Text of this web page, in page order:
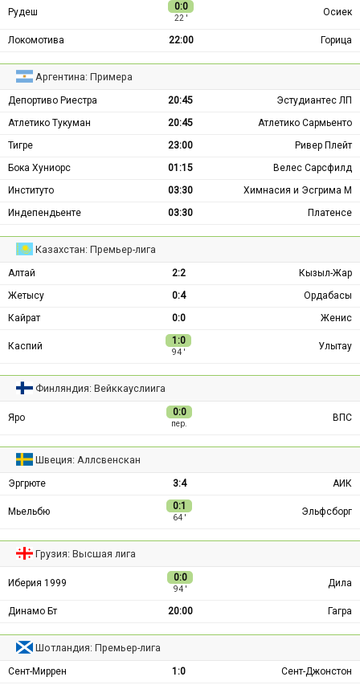
Рудеш 0:0
22 ′
Осиек
Локомотива 22:00 Горица
Аргентина: Примера
Депортиво Риестра 20:45
Эстудиантес ЛП
Атлетико Тукуман
20:45
Атлетико Сармьенто
Тигре
23:00
Ривер Плейт
Бока Хуниорс
01:15
Велес Сарсфилд
Институто
03:30
Химнасия и Эсгрима М
Индепендьенте
03:30 Платенсе
Казахстан: Премьер-лига
Алтай 2:2
Кызыл-Жар
Жетысу
0:4
Ордабасы
Кайрат
0:0 Женис
Каспий 1:0
94 ′
Улытау
Финляндия: Вейккауслиига
Яро 0:0
пер.
ВПС
Швеция: Аллсвенскан
Эргрюте 3:4 АИК
Мьельбю 0:1
64 ′
Эльфсборг
Грузия: Высшая лига
Иберия 1999 0:0
94 ′
Дила
Динамо Бт 20:00 Гагра
Шотландия: Премьер-лига
Сент-Миррен 1:0
Сент-Джонстон